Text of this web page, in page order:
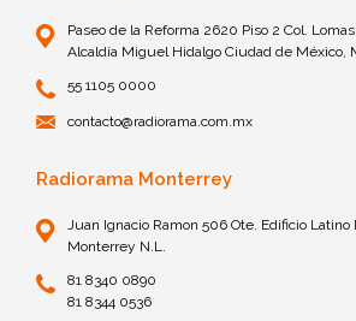
Paseo de la Reforma 2620 Piso 2 Col. Lomas
Alcaldía Miguel Hidalgo Ciudad de México,
55 1105 0000
contacto@radiorama.com.mx
Radiorama Monterrey
Juan Ignacio Ramon 506 Ote. Edificio Latino
Monterrey N.L.
81 8340 0890
81 8344 0536